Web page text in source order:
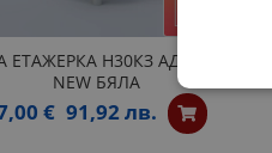
ЕТАЖЕРКА Н30КЗ АДЕЛ ЛУКС
NEW БЯЛА
€ 91,92 лв.